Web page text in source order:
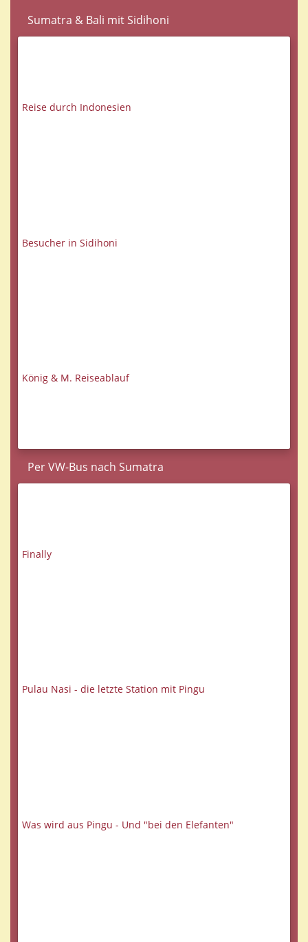
Sumatra & Bali mit Sidihoni
Reise durch Indonesien
Besucher in Sidihoni
König & M. Reiseablauf
Per VW-Bus nach Sumatra
Finally
Pulau Nasi - die letzte Station mit Pingu
Was wird aus Pingu - Und "bei den Elefanten"